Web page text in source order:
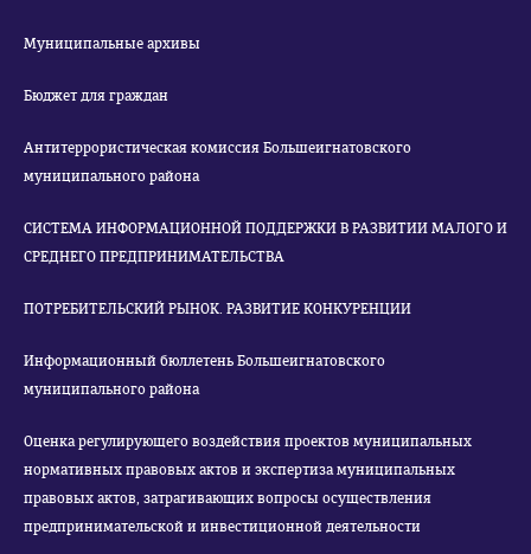
Муниципальные архивы
Бюджет для граждан
Антитеррористическая комиссия Большеигнатовского
муниципального района
СИСТЕМА ИНФОРМАЦИОННОЙ ПОДДЕРЖКИ В РАЗВИТИИ МАЛОГО И
СРЕДНЕГО ПРЕДПРИНИМАТЕЛЬСТВА
ПОТРЕБИТЕЛЬСКИЙ РЫНОК. РАЗВИТИЕ КОНКУРЕНЦИИ
Информационный бюллетень Большеигнатовского
муниципального района
Оценка регулирующего воздействия проектов муниципальных
нормативных правовых актов и экспертиза муниципальных
правовых актов, затрагивающих вопросы осуществления
предпринимательской и инвестиционной деятельности